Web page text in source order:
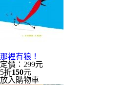
那裡有狼！
定價：299元
5折150元
放入購物車